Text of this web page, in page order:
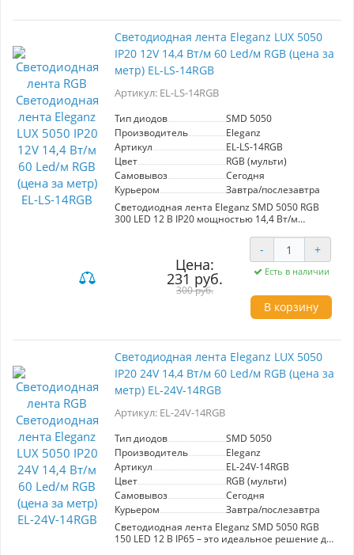
романтических ужинов или создания уютной
атмосферы. Лента работает на напряжении 12
В и имеет степень защиты IP20, что делает её
безопасной для использования в помещениях.
Простой монтаж и высокая степень яркости
делают её отличным выбором для вашего
дома или офиса.
Светодиодная лента Eleganz LUX 5050
IP20 12V 14,4 Вт/м 60 Led/м RGB (цена за
метр) EL-LS-14RGB
Артикул: EL-LS-14RGB
Тип диодов
SMD 5050
Производитель
Eleganz
Артикул
EL-LS-14RGB
Цвет
RGB (мульти)
Самовывоз
Сегодня
Курьером
Завтра/послезавтра
Светодиодная лента Eleganz SMD 5050 RGB
300 LED 12 В IP20 мощностью 14,4 Вт/м
атмосферного освещения в интерьере. С 60
диодами на метр, эта лента обеспечивает
яркое и равномерное свечение, что делает её
отличным выбором для подсветки натяжных
потолков и декоративных элементов.
Благодаря мультицветному режиму RGB вы
пространства, создавая различные цветовые
комбинации для вечеринок, романтических
вечеров или спокойного отдыха. С рабочим
напряжением 12 В и степенью защиты IP20,
данная лента подходит для использования в
помещениях, обеспечивая долговечность и
надежность. Выбирайте Eleganz для стильного
и функционального освещения вашего дома.
Цена:
231 руб.
300 руб.
- +
Есть в наличии
В корзину
Светодиодная лента Eleganz LUX 5050
IP20 24V 14,4 Вт/м 60 Led/м RGB (цена за
метр) EL-24V-14RGB
Артикул: EL-24V-14RGB
Тип диодов
SMD 5050
Производитель
Eleganz
Артикул
EL-24V-14RGB
Цвет
RGB (мульти)
Самовывоз
Сегодня
Курьером
Завтра/послезавтра
Светодиодная лента Eleganz SMD 5050 RGB
150 LED 12 В IP65 – это идеальное решение для